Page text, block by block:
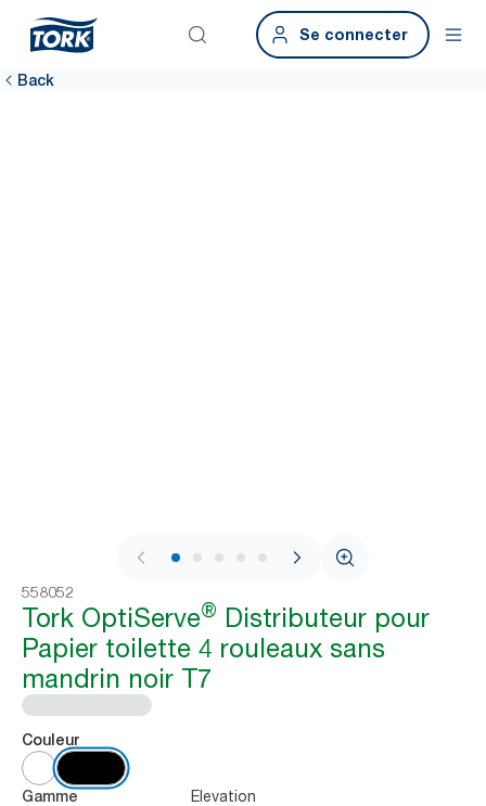
Se connecter
Back
1 / 9
558052
Tork OptiServe® Distributeur pour
Papier toilette 4 rouleaux sans
mandrin noir T7
Couleur
Gamme Elevation